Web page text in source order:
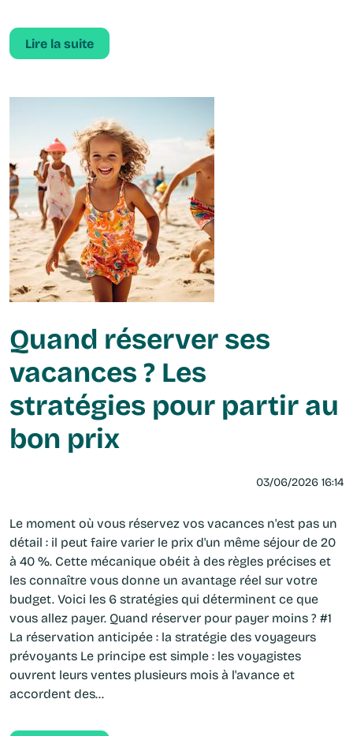
Lire la suite
Quand réserver ses
vacances ? Les
stratégies pour partir au
bon prix
03/06/2026 16:14
Le moment où vous réservez vos vacances n'est pas un
détail : il peut faire varier le prix d'un même séjour de 20
à 40 %. Cette mécanique obéit à des règles précises et
les connaître vous donne un avantage réel sur votre
budget. Voici les 6 stratégies qui déterminent ce que
vous allez payer. Quand réserver pour payer moins ? #1
La réservation anticipée : la stratégie des voyageurs
prévoyants Le principe est simple : les voyagistes
ouvrent leurs ventes plusieurs mois à l'avance et
accordent des...